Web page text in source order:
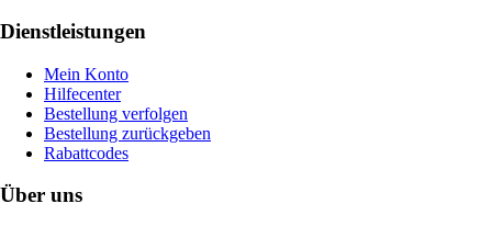
Dienstleistungen
Mein Konto
Hilfecenter
Bestellung verfolgen
Bestellung zurückgeben
Rabattcodes
Über uns